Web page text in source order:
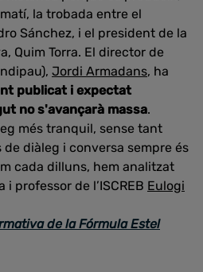
la trobada entre el
Sánchez, i el president de la
Quim Torra. El director de
Jordi Armadans, ha
publicat i expectat
no s'avançarà massa.
més tranquil, sense tant
diàleg i conversa sempre és
cada dilluns, hem analitzat
professor de l’ISCREB Eulogi
de la Fórmula Estel